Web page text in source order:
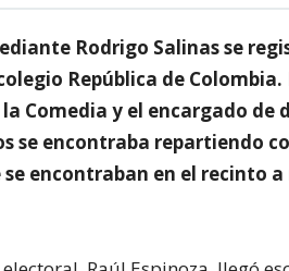
Rodrigo Salinas se
República de Colombia.
Comedia y el encargado de
se encontraba repartiendo
se encontraban en el recinto